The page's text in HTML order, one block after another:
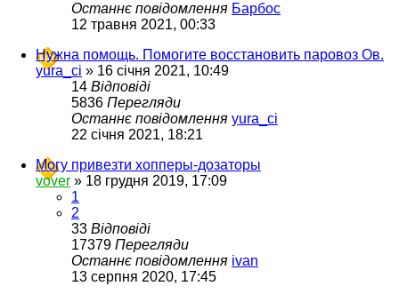
Останнє повідомлення Барбос
12 травня 2021, 00:33
Нужна помощь. Помогите восстановить паровоз Ов.
yura_ci » 16 січня 2021, 10:49
14 Відповіді
5836 Перегляди
Останнє повідомлення yura_ci
22 січня 2021, 18:21
Могу привезти хопперы-дозаторы
vover » 18 грудня 2019, 17:09
1
2
33 Відповіді
17379 Перегляди
Останнє повідомлення ivan
13 серпня 2020, 17:45